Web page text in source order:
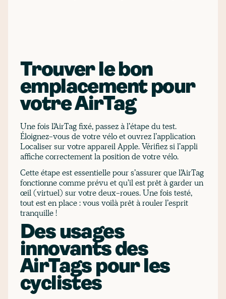
Trouver le bon
emplacement pour
votre AirTag
Une fois l’AirTag fixé, passez à l’étape du test.
Éloignez-vous de votre vélo et ouvrez l’application
Localiser sur votre appareil Apple. Vérifiez si l’appli
affiche correctement la position de votre vélo.
Cette étape est essentielle pour s’assurer que l’AirTag
fonctionne comme prévu et qu’il est prêt à garder un
œil (virtuel) sur votre deux-roues. Une fois testé,
tout est en place : vous voilà prêt à rouler l’esprit
tranquille !
Des usages
innovants des
AirTags pour les
cyclistes